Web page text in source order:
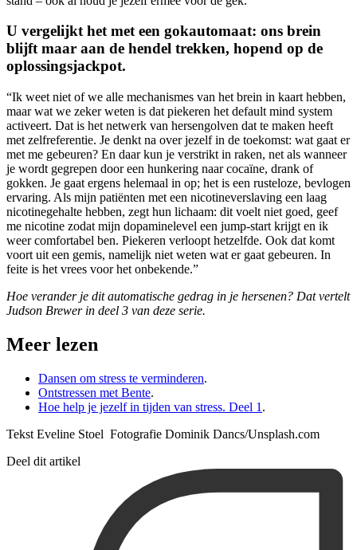
U vergelijkt het met een gokautomaat: ons brein
blijft maar aan de hendel trekken, hopend op de
oplossingsjackpot.
“Ik weet niet of we alle mechanismes van het brein in kaart hebben,
maar wat we zeker weten is dat piekeren het default mind system
activeert. Dat is het netwerk van hersengolven dat te maken heeft
met zelfreferentie. Je denkt na over jezelf in de toekomst: wat gaat er
met me gebeuren? En daar kun je verstrikt in raken, net als wanneer
je wordt gegrepen door een hunkering naar cocaïne, drank of
gokken. Je gaat ergens helemaal in op; het is een rusteloze, bevlogen
ervaring. Als mijn patiënten met een nicotineverslaving een laag
nicotinegehalte hebben, zegt hun lichaam: dit voelt niet goed, geef
me nicotine zodat mijn dopaminelevel een jump-start krijgt en ik
weer comfortabel ben. Piekeren verloopt hetzelfde. Ook dat komt
voort uit een gemis, namelijk niet weten wat er gaat gebeuren. In
feite is het vrees voor het onbekende.”
Hoe verander je dit automatische gedrag in je hersenen? Dat vertelt
Judson Brewer in deel 3 van deze serie.
Meer lezen
Dansen om stress te verminderen.
Ontstressen met Bente.
Hoe help je jezelf in tijden van stress. Deel 1 .
Tekst Eveline Stoel Fotografie Dominik Dancs/Unsplash.com
Deel dit artikel